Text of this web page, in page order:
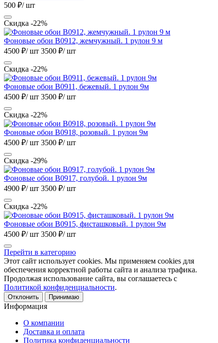
500 ₽/ шт
Скидка -22%
Фоновые обои B0912, жемчужный. 1 рулон 9 м
4500 ₽/ шт 3500 ₽/ шт
Скидка -22%
Фоновые обои B0911, бежевый. 1 рулон 9м
4500 ₽/ шт 3500 ₽/ шт
Скидка -22%
Фоновые обои B0918, розовый. 1 рулон 9м
4500 ₽/ шт 3500 ₽/ шт
Скидка -29%
Фоновые обои B0917, голубой. 1 рулон 9м
4900 ₽/ шт 3500 ₽/ шт
Скидка -22%
Фоновые обои B0915, фисташковый. 1 рулон 9м
4500 ₽/ шт 3500 ₽/ шт
Перейти в категорию
Этот сайт использует cookies. Мы применяем cookies для
обеспечения корректной работы сайта и анализа трафика.
Продолжая использование сайта, вы соглашаетесь с
Политикой конфиденциальности.
Отклонить Принимаю
Информация
О компании
Доставка и оплата
Политика конфиденциальности